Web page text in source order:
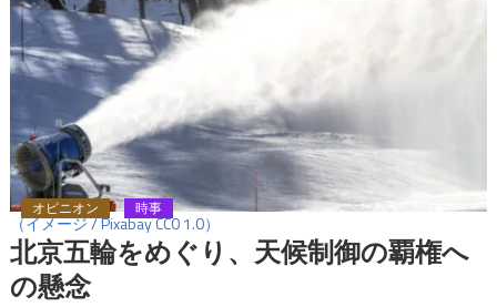
（イメージ / Pixabay CC0 1.0）
オピニオン 時事
北京五輪をめぐり、天候制御の覇権へ
の懸念